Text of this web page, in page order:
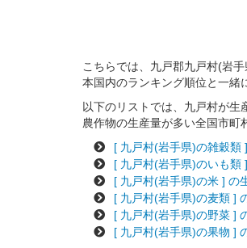
こちらでは、九戸郡九戸村(岩
本国内のランキング順位と一緒
以下のリストでは、九戸村が
農作物の生産量が多い全国市町
[ 九戸村(岩手県)の雑穀類
[ 九戸村(岩手県)のいも類
[ 九戸村(岩手県)の米 ] の
[ 九戸村(岩手県)の麦類 ]
[ 九戸村(岩手県)の野菜 ]
[ 九戸村(岩手県)の果物 ]